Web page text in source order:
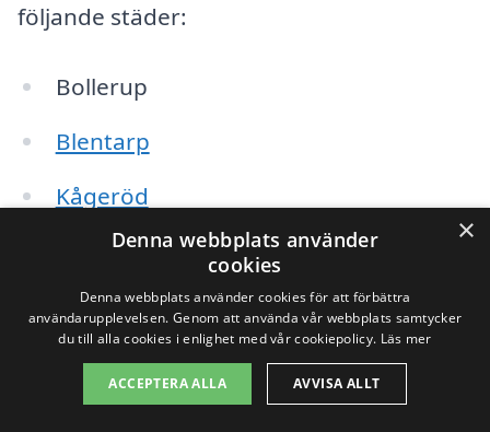
följande städer:
Bollerup
Blentarp
Kågeröd
Veberöd
Skurup
Östra Grevie
Malmö
×
Denna webbplats använder
cookies
Denna webbplats använder cookies för att förbättra
användarupplevelsen. Genom att använda vår webbplats samtycker
du till alla cookies i enlighet med vår cookiepolicy. Läs mer
ACCEPTERA ALLA AVVISA ALLT